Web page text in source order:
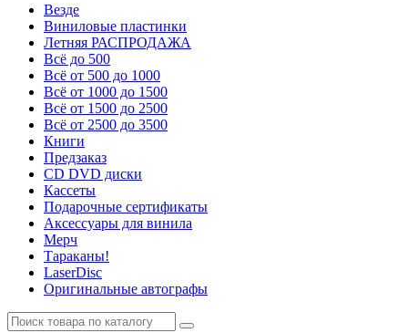
Везде
Виниловые пластинки
Летняя РАСПРОДАЖА
Всё до 500
Всё от 500 до 1000
Всё от 1000 до 1500
Всё от 1500 до 2500
Всё от 2500 до 3500
Книги
Предзаказ
CD DVD диски
Кассеты
Подарочные сертификаты
Аксессуары для винила
Мерч
Тараканы!
LaserDisc
Оригинальные автографы